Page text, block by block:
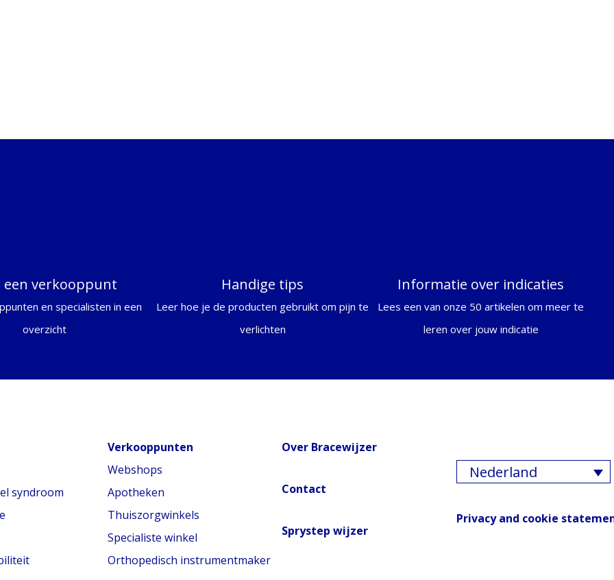
een verkooppunt
en specialisten in een
overzicht
Handige tips
Leer hoe je de producten gebruikt om pijn te
verlichten
Informatie over indicaties
Lees een van onze 50 artikelen om meer te
leren over jouw indicatie
syndroom
Verkooppunten
Webshops
Apotheken
Thuiszorgwinkels
Specialiste winkel
Orthopedisch instrumentmaker
Over Bracewijzer
Contact
Sprystep wijzer
Nederland
Privacy and cookie